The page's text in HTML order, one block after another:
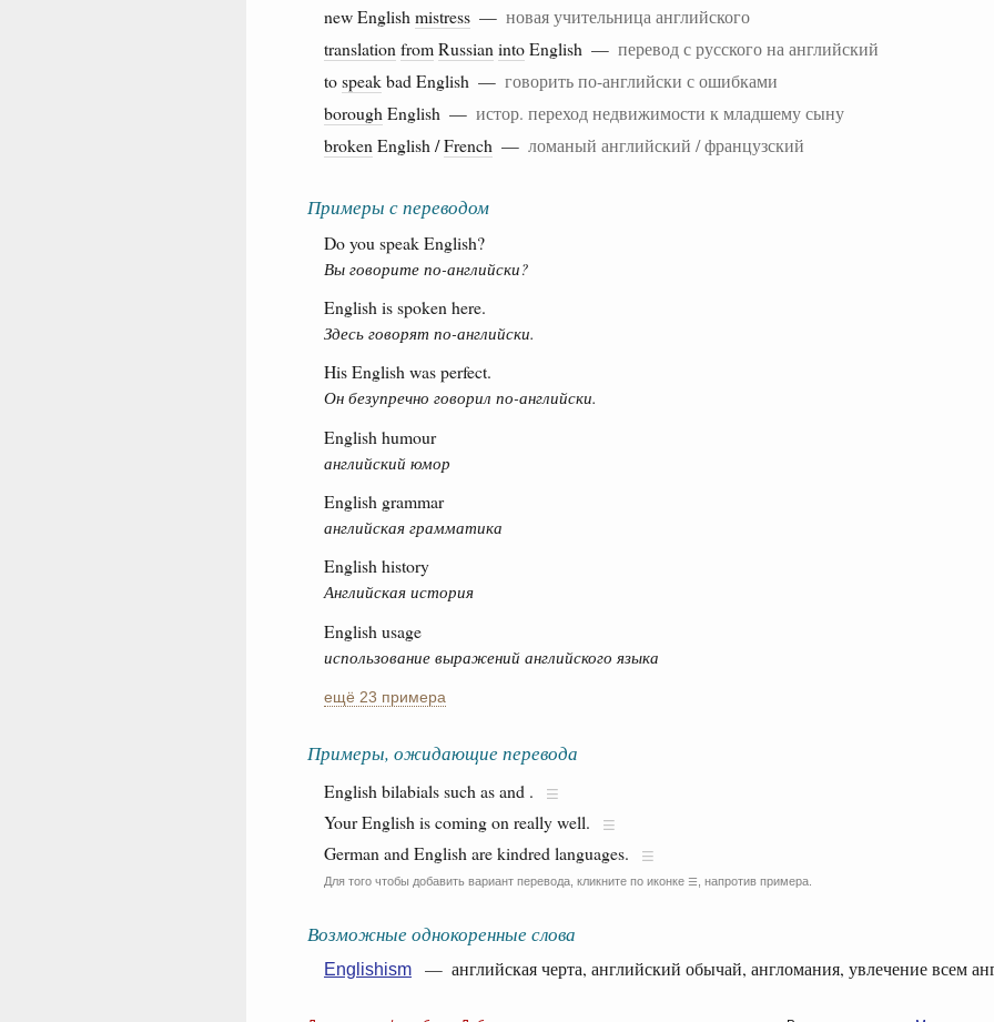
new English mistress — новая учительница английского
translation fromRussian intoEnglish — перевод с русского на английский
tospeakbad English — говорить по-английски с ошибками
borough English — истор. переход недвижимости к младшему сыну
broken English /French — ломаный английский / французский
Примеры с переводом
Do you speak English?
Вы говорите по-английски?
English is spoken here.
Здесь говорят по-английски.
His English was perfect.
Он безупречно говорил по-английски.
English humour
английский юмор
English grammar
английская грамматика
English history
Английская история
English usage
использование выражений английского языка
ещё 23 примера
Примеры, ожидающие перевода
English bilabials such as and .
Your English is coming on really well.
German and English are kindred languages.
Для того чтобы добавить вариант перевода, кликните по иконке ☰ , напротив примера.
Возможные однокоренные слова
Englishism — английская черта, английский обычай, англомания, увлечение всем